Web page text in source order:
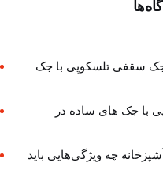
سقفی تلسکوپی با جک
با جک های ساده در
چه ویژگی‌هایی باید